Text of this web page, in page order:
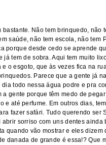
bastante. Não tem brinquedo, não
saúde, não tem escola, não tem
porque desde cedo se aprende
tem de sobra. Aqui tem muito
o esgoto, que às vezes fica na
Parece que a gente já
todo nessa água podre e pra
gente porque têm medo de
e até perfume. Em outros dias,
fazer safári. Tudo querendo ser
sorriso com uns dentes ainda
quando vão mostrar e eles dizem
danada de grande é essa!? Que